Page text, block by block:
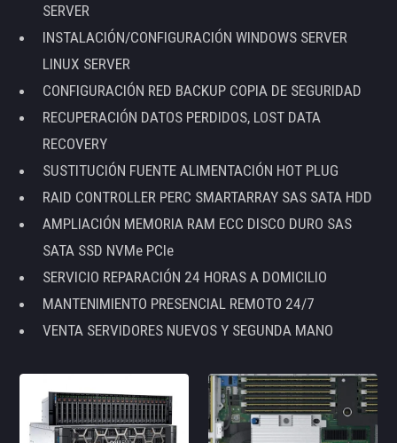
SERVER
INSTALACIÓN/CONFIGURACIÓN WINDOWS SERVER
LINUX SERVER
CONFIGURACIÓN RED BACKUP COPIA DE SEGURIDAD
RECUPERACIÓN DATOS PERDIDOS, LOST DATA
RECOVERY
SUSTITUCIÓN FUENTE ALIMENTACIÓN HOT PLUG
RAID CONTROLLER PERC SMARTARRAY SAS SATA HDD
AMPLIACIÓN MEMORIA RAM ECC DISCO DURO SAS
SATA SSD NVMe PCIe
SERVICIO REPARACIÓN 24 HORAS A DOMICILIO
MANTENIMIENTO PRESENCIAL REMOTO 24/7
VENTA SERVIDORES NUEVOS Y SEGUNDA MANO